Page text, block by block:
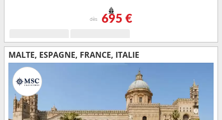
dès 695 €
MALTE, ESPAGNE, FRANCE, ITALIE